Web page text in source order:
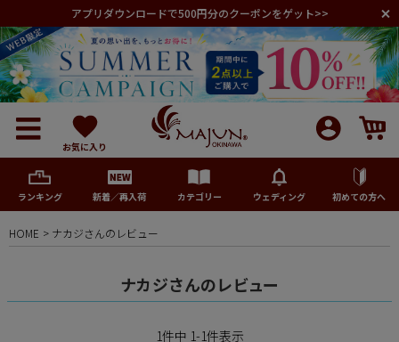
アプリダウンロードで500円分のクーポンをゲット>>
お気に入り
ランキング 新着／再入荷 カテゴリー ウェディング 初めての方へ
メンズ
HOME ナカジさんのレビュー
ナカジさんのレビュー
1件中 1-1件表示